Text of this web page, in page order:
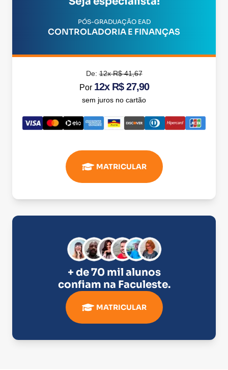
PÓS-GRADUAÇÃO EAD
CONTROLADORIA E FINANÇAS
De:12x R$ 41,67
Por 12x R$ 27,90
sem juros no cartão
MATRICULAR
+ de 70 mil alunos
confiam na Faculeste.
MATRICULAR